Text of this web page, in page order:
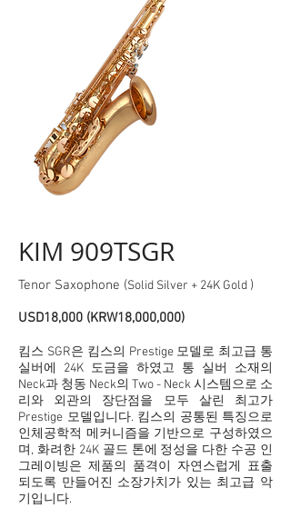
KIM 909TSGR
Tenor Saxophone (Solid Silver + 24K Gold )
USD18,000 (KRW18,000,000)
킴스 SGR은 킴스의 Prestige 모델로 최고급 통
실버에 24K 도금을 하였고 통 실버 소재의
Neck과 청동 Neck의 Two - Neck 시스템으로 소
리와 외관의 장단점을 모두 살린 최고가
Prestige 모델입니다. 킴스의 공통된 특징으로
인체공학적 메커니즘을 기반으로 구성하였으
며, 화려한 24K 골드 톤에 정성을 다한 수공 인
그레이빙은 제품의 품격이 자연스럽게 표출
되도록 만들어진 소장가치가 있는 최고급 악
기입니다.